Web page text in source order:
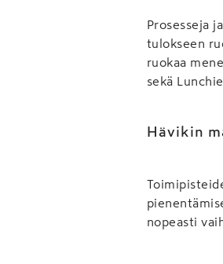
Prosesseja
tulokseen
ruokaa
sekä
Hävikin
nopeasti